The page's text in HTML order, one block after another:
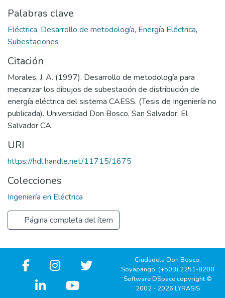
Palabras clave
Eléctrica, Desarrollo de metodología, Energía Eléctrica,
Subestaciones
Citación
Morales, J. A. (1997). Desarrollo de metodología para
mecanizar los dibujos de subestación de distribución de
energía eléctrica del sistema CAESS. (Tesis de Ingeniería no
publicada). Universidad Don Bosco, San Salvador, El
Salvador CA.
URI
https://hdl.handle.net/11715/1675
Colecciones
Ingeniería en Eléctrica
Página completa del ítem
Ciudadela Don Bosco,
Soyapango, (+503) 2251-8200
Software DSpace copyright ©
2002 - 2026 LYRASIS